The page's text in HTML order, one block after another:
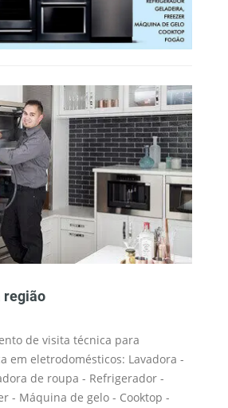
região
de visita técnica para
em eletrodomésticos: Lavadora -
de roupa - Refrigerador -
- Máquina de gelo - Cooktop -